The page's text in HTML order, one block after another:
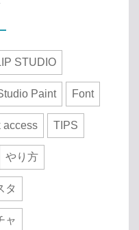
STUDIO
Paint Font
access TIPS
やり方
タ
ャ